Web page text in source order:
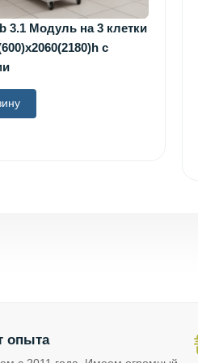
3.1 Модуль на 3 клетки
с
опыта